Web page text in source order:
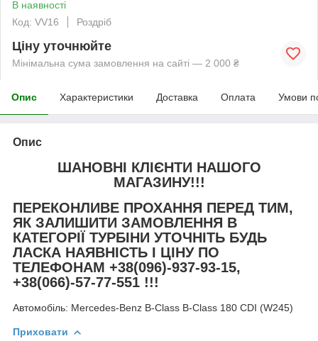
В наявності
Код: VV16
Роздріб
Ціну уточнюйте
Мінімальна сума замовлення на сайті — 2 000 ₴
Опис Характеристики Доставка Оплата Умови
Опис
ШАНОВНІ КЛІЄНТИ НАШОГО
МАГАЗИНУ!!!
ПЕРЕКОНЛИВЕ ПРОХАННЯ ПЕРЕД ТИМ,
ЯК ЗАЛИШИТИ ЗАМОВЛЕННЯ В
КАТЕГОРІЇ ТУРБІНИ УТОЧНІТЬ БУДЬ
ЛАСКА НАЯВНІСТЬ І ЦІНУ ПО
ТЕЛЕФОНАМ +38(096)-937-93-15,
+38(066)-57-77-551 !!!
Автомобіль: Mercedes-Benz B-Class B-Class 180 CDI (W245)
Приховати